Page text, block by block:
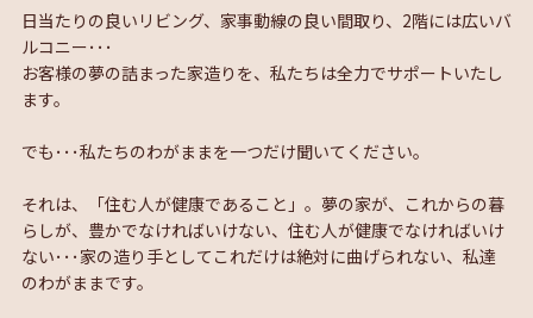
日当たりの良いリビング、家事動線の良い間取り、2階には広いバ
ルコニー･･･
お客様の夢の詰まった家造りを、私たちは全力でサポートいたし
ます。
でも･･･私たちのわがままを一つだけ聞いてください。
それは、「住む人が健康であること」。夢の家が、これからの暮
らしが、豊かでなければいけない、住む人が健康でなければいけ
ない･･･家の造り手としてこれだけは絶対に曲げられない、私達
のわがままです。